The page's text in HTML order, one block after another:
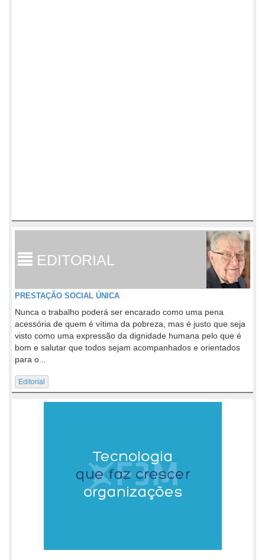
EDITORIAL
PRESTAÇÃO SOCIAL ÚNICA
Nunca o trabalho poderá ser encarado como uma pena
acessória de quem é vítima da pobreza, mas é justo que seja
visto como uma expressão da dignidade humana pelo que é
bom e salutar que todos sejam acompanhados e orientados
para o...
Editorial